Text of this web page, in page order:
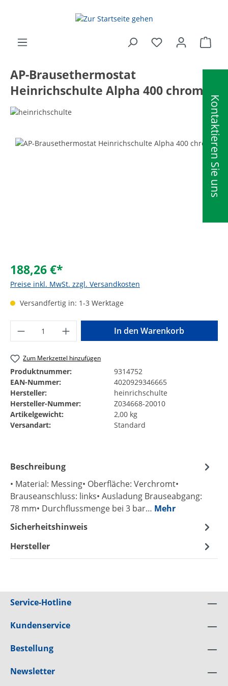
Kontaktieren Sie uns
AP-Brausethermostat
Heinrichschulte Alpha 400 chrom
Bildergalerie überspringen
188,26 €*
Preise inkl. MwSt. zzgl. Versandkosten
Versandfertig in: 1-3 Werktage
Produkt Anzahl: Gib den gewünschten
In den Warenkorb
Zum Merkzettel hinzufügen
Produktnummer:
9314752
EAN-Nummer:
4020929346665
Hersteller:
heinrichschulte
Hersteller-Nummer:
Z034668-20010
Artikelgewicht:
2,00 kg
Versandart:
Standard
Beschreibung
• Material: Messing• Oberfläche: Verchromt•
Brauseanschluss: links• Ausladung Brauseabgang:
78 mm• Durchflussmenge bei 3 bar… Mehr
Sicherheitshinweis
Hersteller
Service-Hotline
Kundenservice
Bestellung
Newsletter